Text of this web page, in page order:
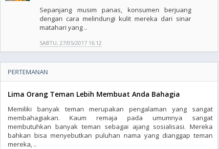
Sepanjang musim panas, konsumen berjuang
dengan cara melindungi kulit mereka dari sinar
matahari yang ..
SABTU, 27/05/2017 16:12
PERTEMANAN
Lima Orang Teman Lebih Membuat Anda Bahagia
Memiliki banyak teman merupakan pengalaman yang sangat
membahagiakan. Kaum remaja pada umumnya sangat
membutuhkan banyak teman sebagai ajang sosialisasi. Mereka
bahkan bisa menyebutkan puluhan nama yang dianggap teman
mereka, ..